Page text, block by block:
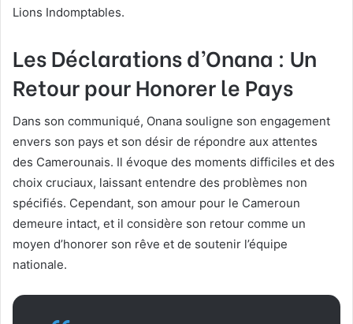
Lions Indomptables.
Les Déclarations d’Onana : Un
Retour pour Honorer le Pays
Dans son communiqué, Onana souligne son engagement
envers son pays et son désir de répondre aux attentes
des Camerounais. Il évoque des moments difficiles et des
choix cruciaux, laissant entendre des problèmes non
spécifiés. Cependant, son amour pour le Cameroun
demeure intact, et il considère son retour comme un
moyen d’honorer son rêve et de soutenir l’équipe
nationale.